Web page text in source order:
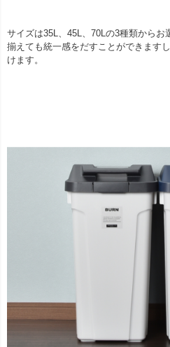
サイズは35L、45L、70Lの3種類から
揃えても統一感をだすことができます
けます。